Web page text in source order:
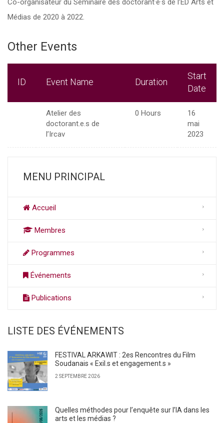
Co-organisateur du Séminaire des doctorant·e·s de l’ED Arts et
Médias de 2020 à 2022.
Other Events
ID Event Name Duration
Start
Date
Atelier des
doctorant.e.s de
l’Ircav
0 Hours
16
mai
2023
MENU PRINCIPAL
Accueil
Membres
Programmes
Événements
Publications
LISTE DES ÉVÉNEMENTS
FESTIVAL ARKAWIT : 2es Rencontres du Film
Soudanais « Exil.s et engagement.s »
2 SEPTEMBRE 2026
Quelles méthodes pour l’enquête sur l’IA dans les
arts et les médias ?